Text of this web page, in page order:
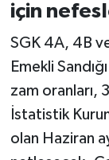
için
SGK 4A, 4B
Emekli
zam oranları,
İstatistik
olan Haziran
Kepsut
KÜLTÜR-
MANŞET